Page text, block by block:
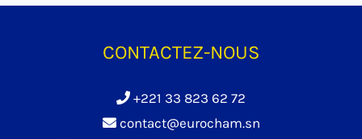
CONTACTEZ-NOUS
+221 33 823 62 72
contact@eurocham.sn